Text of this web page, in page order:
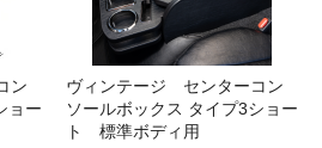
ン
ョー
ヴィンテージ センターコン
ソールボックス タイプ3ショー
ト 標準ボディ用